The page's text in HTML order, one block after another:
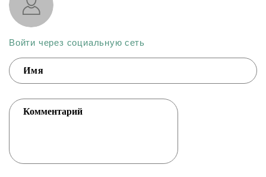
Войти через социальную сеть